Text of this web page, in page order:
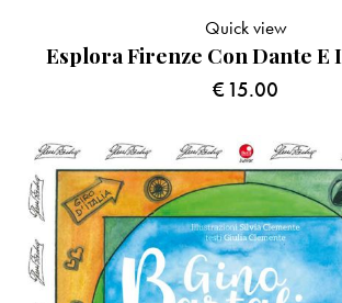
Esplora Firenze Con Dante E
€15.00
Quick view